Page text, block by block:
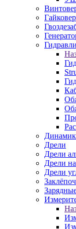
Дрели
Дрели
Дрели
Дрели